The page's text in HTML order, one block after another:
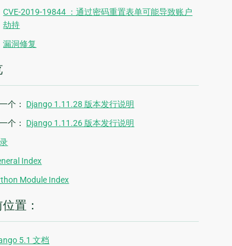
CVE-2019-19844 ：通过密码重置表单可能导致账户
劫持
漏洞修复
个： Django 1.11.28 版本发行说明
个： Django 1.11.26 版本发行说明
Index
Module Index
置：
5.1 文档